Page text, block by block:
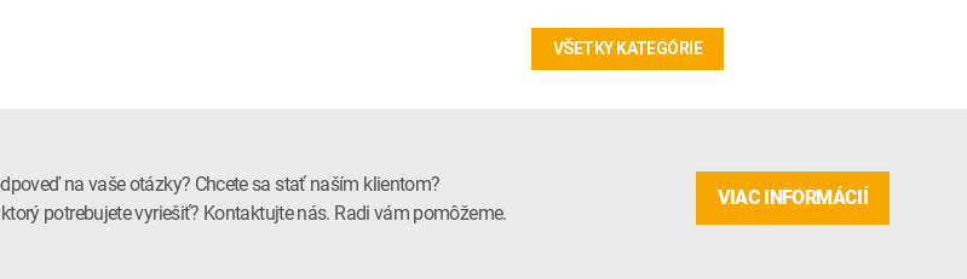
VŠETKY KATEGÓRIE
na vaše otázky? Chcete sa stať naším klientom?
potrebujete vyriešiť? Kontaktujte nás. Radi vám pomôžeme.
VIAC INFORMÁCIÍ